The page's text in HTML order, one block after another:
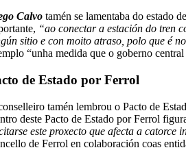
Calvo tamén se lamentaba do estado
“ao conectar a estación do tren
sitio e con moito atraso, polo que é
“unha medida que o goberno
de Estado por Ferrol
tamén lembrou o Pacto de
deste Pacto de Estado por Ferrol
este proxecto que afecta a catorce
de Ferrol en colaboración coas